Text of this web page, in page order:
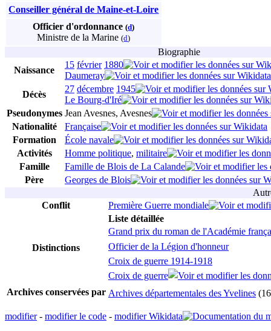
Conseiller général de Maine-et-Loire
Officier d'ordonnance(d)
Ministre de la Marine(d)
Biographie
Naissance
15 février 1880
Daumeray
Décès
27 décembre 1945
Le Bourg-d'Iré
Pseudonymes Jean Avesnes, Avesnes
Nationalité
Française
Formation
École navale
Activités
Homme politique, militaire
Famille
Famille de Blois de La Calande
Père
Georges de Blois
Conflit
Première Guerre mondiale
Distinctions
Liste détaillée
Grand prix du roman de l'Académie
Officier de la Légion d'honneur‎
Croix de guerre 1914-1918
Croix de guerre
Archives conservées par Archives départementales des Yvelines
modifier- modifier le code - modifier Wikidata